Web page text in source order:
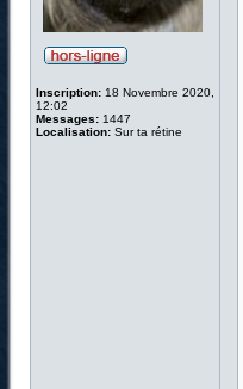
Inscription: 18 Novembre 2020,
12:02
Messages: 1447
Localisation: Sur ta rétine